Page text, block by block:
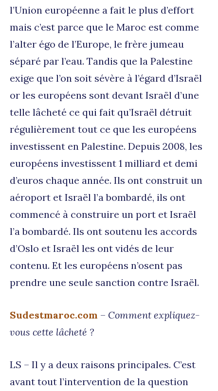
l’Union européenne a fait le plus d’effort
mais c’est parce que le Maroc est comme
l’alter égo de l’Europe, le frère jumeau
séparé par l’eau. Tandis que la Palestine
exige que l’on soit sévère à l’égard d’Israël
or les européens sont devant Israël d’une
telle lâcheté ce qui fait qu’Israël détruit
régulièrement tout ce que les européens
investissent en Palestine. Depuis 2008, les
européens investissent 1 milliard et demi
d’euros chaque année. Ils ont construit un
aéroport et Israël l’a bombardé, ils ont
commencé à construire un port et Israël
l’a bombardé. Ils ont soutenu les accords
d’Oslo et Israël les ont vidés de leur
contenu. Et les européens n’osent pas
prendre une seule sanction contre Israël.
Sudestmaroc.com – Comment expliquez-
vous cette lâcheté ?
LS – Il y a deux raisons principales. C’est
avant tout l’intervention de la question